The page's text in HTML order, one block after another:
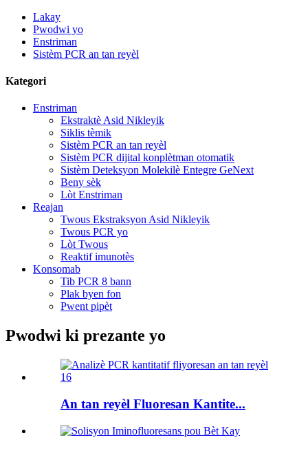
Lakay
Pwodwi yo
Enstriman
Sistèm PCR an tan reyèl
Kategori
Enstriman
Ekstraktè Asid Nikleyik
Siklis tèmik
Sistèm PCR an tan reyèl
Sistèm PCR dijital konplètman otomatik
Sistèm Deteksyon Molekilè Entegre GeNext
Beny sèk
Lòt Enstriman
Reajan
Twous Ekstraksyon Asid Nikleyik
Twous PCR yo
Lòt Twous
Reaktif imunotès
Konsomab
Tib PCR 8 bann
Plak byen fon
Pwent pipèt
Pwodwi ki prezante yo
An tan reyèl Fluoresan Kantite...